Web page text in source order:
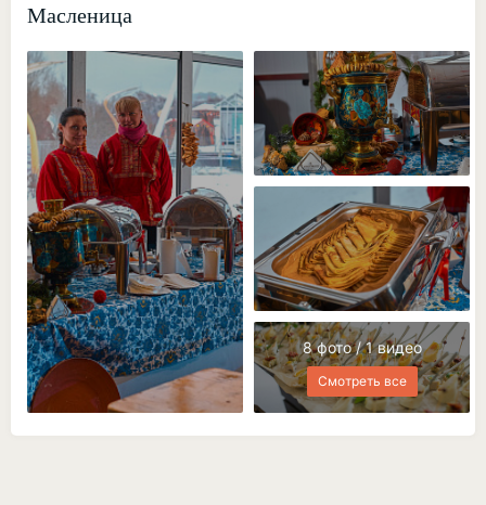
Масленица
8 фото / 1 видео
Смотреть все